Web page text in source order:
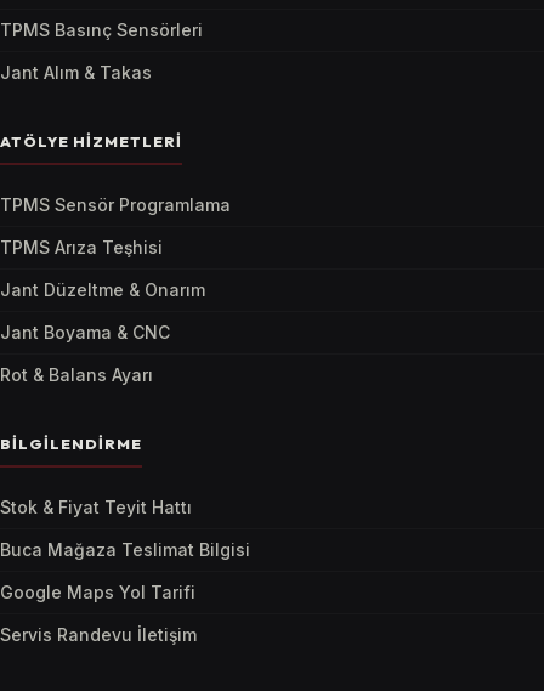
TPMS Basınç Sensörleri
Jant Alım & Takas
ATÖLYE HIZMETLERI
TPMS Sensör Programlama
TPMS Arıza Teşhisi
Jant Düzeltme & Onarım
Jant Boyama & CNC
Rot & Balans Ayarı
BILGILENDIRME
Stok & Fiyat Teyit Hattı
Buca Mağaza Teslimat Bilgisi
Google Maps Yol Tarifi
Servis Randevu İletişim